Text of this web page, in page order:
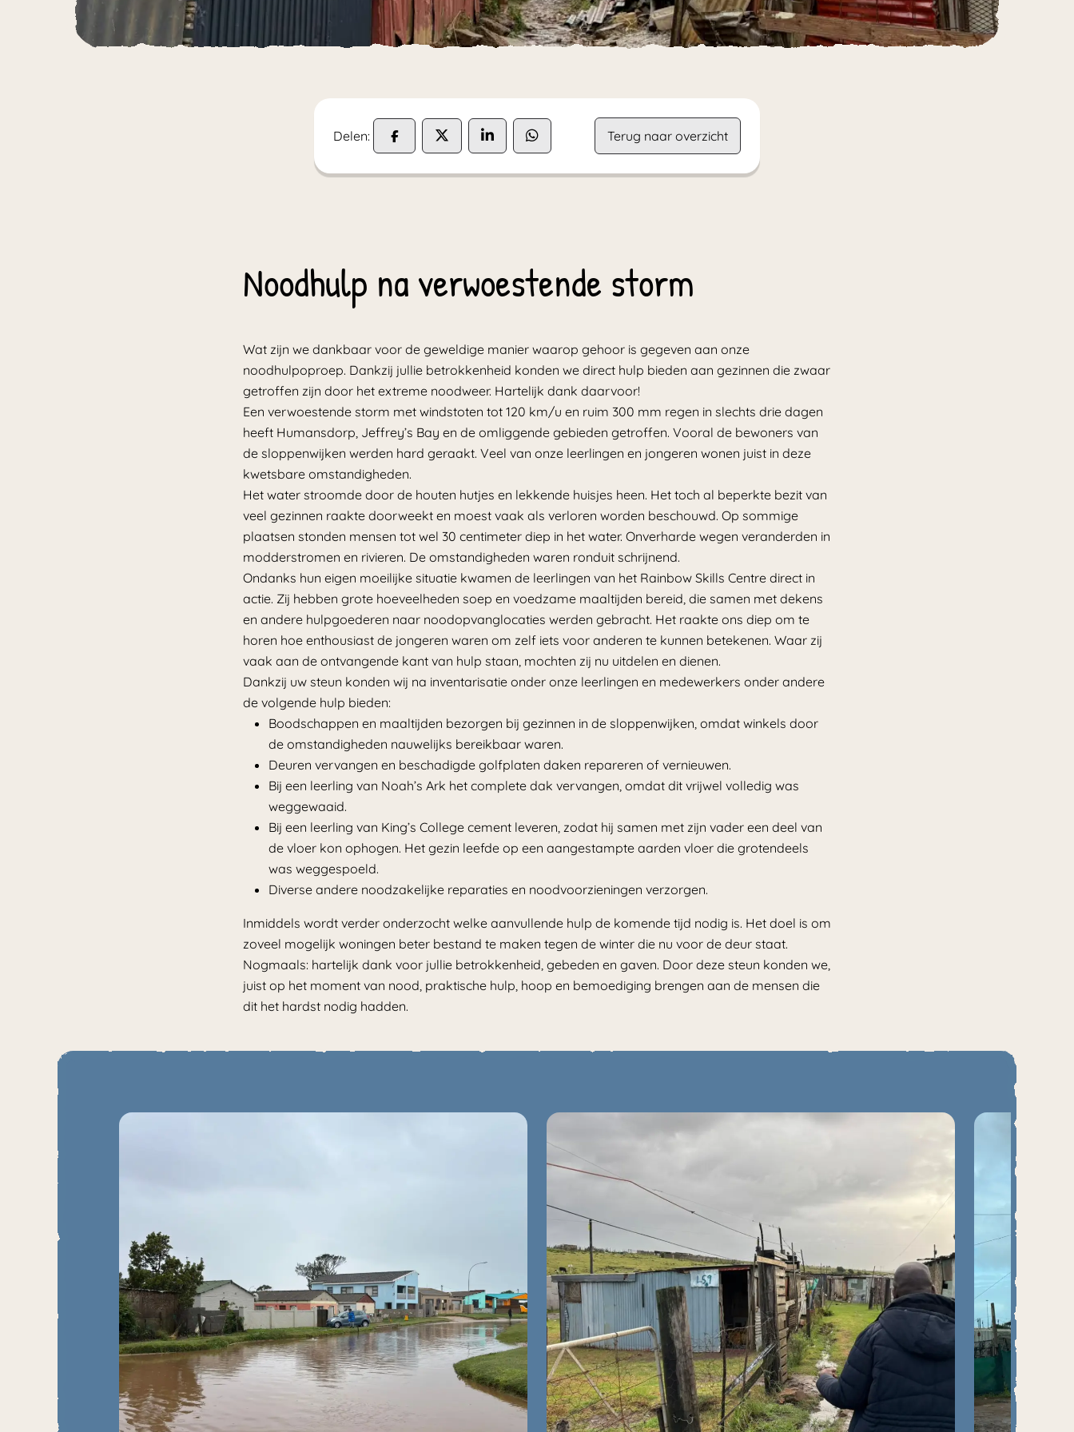
Delen: Terug naar overzicht
Noodhulp na verwoestende storm
Wat zijn we dankbaar voor de geweldige manier waarop gehoor is gegeven aan onze
noodhulpoproep. Dankzij jullie betrokkenheid konden we direct hulp bieden aan gezinnen die zwaar
getroffen zijn door het extreme noodweer. Hartelijk dank daarvoor!
Een verwoestende storm met windstoten tot 120 km/u en ruim 300 mm regen in slechts drie dagen
heeft Humansdorp, Jeffrey’s Bay en de omliggende gebieden getroffen. Vooral de bewoners van
de sloppenwijken werden hard geraakt. Veel van onze leerlingen en jongeren wonen juist in deze
kwetsbare omstandigheden.
Het water stroomde door de houten hutjes en lekkende huisjes heen. Het toch al beperkte bezit van
veel gezinnen raakte doorweekt en moest vaak als verloren worden beschouwd. Op sommige
plaatsen stonden mensen tot wel 30 centimeter diep in het water. Onverharde wegen veranderden in
modderstromen en rivieren. De omstandigheden waren ronduit schrijnend.
Ondanks hun eigen moeilijke situatie kwamen de leerlingen van het Rainbow Skills Centre direct in
actie. Zij hebben grote hoeveelheden soep en voedzame maaltijden bereid, die samen met dekens
en andere hulpgoederen naar noodopvanglocaties werden gebracht. Het raakte ons diep om te
horen hoe enthousiast de jongeren waren om zelf iets voor anderen te kunnen betekenen. Waar zij
vaak aan de ontvangende kant van hulp staan, mochten zij nu uitdelen en dienen.
Dankzij uw steun konden wij na inventarisatie onder onze leerlingen en medewerkers onder andere
de volgende hulp bieden:
Boodschappen en maaltijden bezorgen bij gezinnen in de sloppenwijken, omdat winkels door
de omstandigheden nauwelijks bereikbaar waren.
Deuren vervangen en beschadigde golfplaten daken repareren of vernieuwen.
Bij een leerling van Noah’s Ark het complete dak vervangen, omdat dit vrijwel volledig was
weggewaaid.
Bij een leerling van King’s College cement leveren, zodat hij samen met zijn vader een deel van
de vloer kon ophogen. Het gezin leefde op een aangestampte aarden vloer die grotendeels
was weggespoeld.
Diverse andere noodzakelijke reparaties en noodvoorzieningen verzorgen.
Inmiddels wordt verder onderzocht welke aanvullende hulp de komende tijd nodig is. Het doel is om
zoveel mogelijk woningen beter bestand te maken tegen de winter die nu voor de deur staat.
Nogmaals: hartelijk dank voor jullie betrokkenheid, gebeden en gaven. Door deze steun konden we,
juist op het moment van nood, praktische hulp, hoop en bemoediging brengen aan de mensen die
dit het hardst nodig hadden.